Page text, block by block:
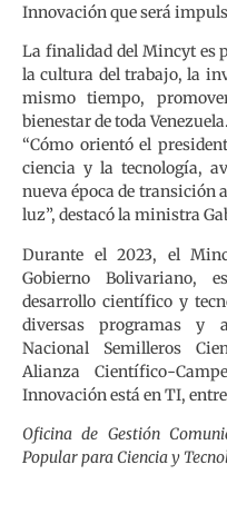
Innovación que será
La finalidad del Mincyt es
la cultura del trabajo, la
mismo tiempo,
bienestar de toda Venezuela.
“Cómo orientó el
ciencia y la tecnología,
nueva época de transición
luz”, destacó la ministra
Durante el 2023, el
Gobierno Bolivariano,
desarrollo científico y
diversas programas y
Nacional Semilleros
Alianza Científico-
Innovación está en TI,
Oficina de Gestión
Popular para Ciencia y